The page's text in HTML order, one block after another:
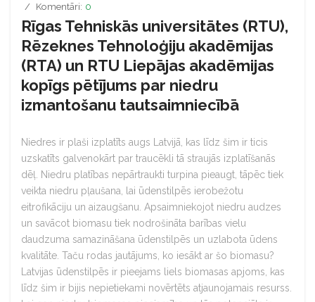
Komentāri: 0
Rīgas Tehniskās universitātes (RTU),
Rēzeknes Tehnoloģiju akadēmijas
(RTA) un RTU Liepājas akadēmijas
kopīgs pētījums par niedru
izmantošanu tautsaimniecībā
Niedres ir plaši izplatīts augs Latvijā, kas līdz šim ir ticis
uzskatīts galvenokārt par traucēkli tā straujās izplatīšanās
dēļ. Niedru platības nepārtraukti turpina pieaugt, tāpēc tiek
veikta niedru pļaušana, lai ūdenstilpēs ierobežotu
eitrofikāciju un aizaugšanu. Apsaimniekojot niedru audzes
un savācot biomasu tiek nodrošināta barības vielu
daudzuma samazināšana ūdenstilpēs un uzlabota ūdens
kvalitāte. Taču rodas jautājums, ko iesākt ar šo biomasu?
Latvijas ūdenstilpēs ir pieejams liels biomasas apjoms, kas
līdz šim ir bijis nepietiekami novērtēts atjaunojamais resurss.